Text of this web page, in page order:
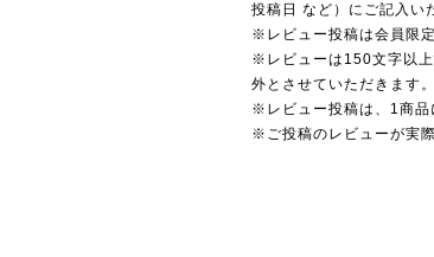
投稿日 など）にご記入い
※レビュー投稿は会員限
※レビューは150文字以上
外とさせていただきます。
※レビュー投稿は、1商品
※ご投稿のレビューが実